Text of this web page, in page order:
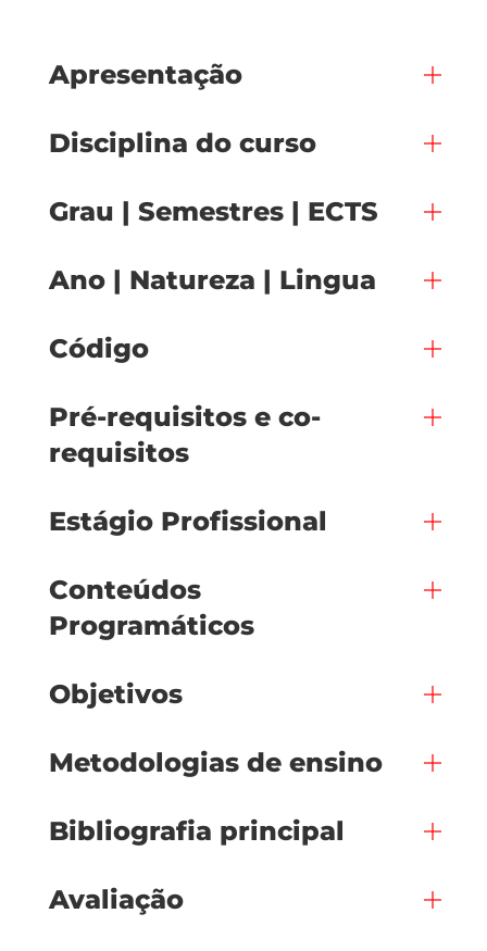
Apresentação
Disciplina do curso
Grau | Semestres | ECTS
Ano | Natureza | Lingua
Código
Pré-requisitos e co-
requisitos
Estágio Profissional
Conteúdos
Programáticos
Objetivos
Metodologias de ensino
Bibliografia principal
Avaliação